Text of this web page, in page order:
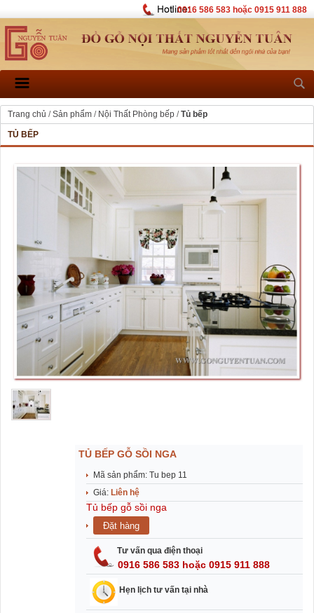
0916 586 583 hoặc 0915 911 888
Trang chủ /Sản phẩm / Nội Thất Phòng bếp /Tủ bếp
TỦ BẾP
TỦ BẾP GỖ SỒI NGA
Mã sản phẩm: Tu bep 11
Giá: Liên hệ
Tủ bếp gỗ sồi nga
Tư vấn qua điện thoại
0916 586 583 hoặc 0915 911 888
Hẹn lịch tư vấn tại nhà